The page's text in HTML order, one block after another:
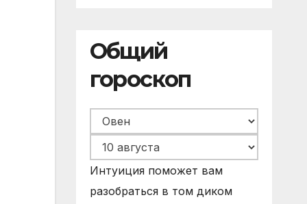
Общий
гороскоп
Интуиция поможет вам
разобраться в том диком